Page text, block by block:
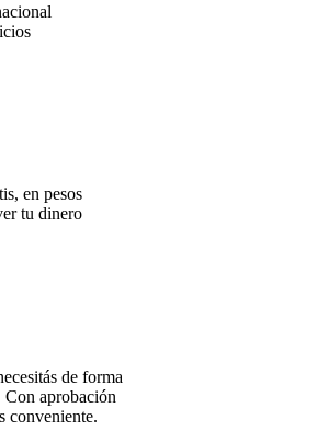
en pesos
tu dinero
de forma
aprobación
conveniente.